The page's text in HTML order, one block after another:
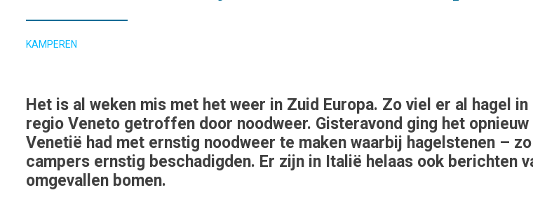
KAMPEREN
Het is al weken mis met het weer in Zuid Europa. Zo viel er al hagel
regio Veneto getroffen door noodweer. Gisteravond ging het
Venetië had met ernstig noodweer te maken waarbij hagelstenen –
campers ernstig beschadigden. Er zijn in Italië helaas ook berichten
omgevallen bomen.